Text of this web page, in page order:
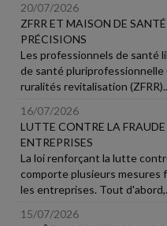
20/07/2026
ZFRR ET MAISON DE
PRÉCISIONS
Les professionnels de santé
de santé pluriprofessionnelle
ruralités revitalisation
16/07/2026
LUTTE CONTRE LA
ENTREPRISES
La loi renforçant la lutte
comporte plusieurs
les entreprises. Tout
15/07/2026